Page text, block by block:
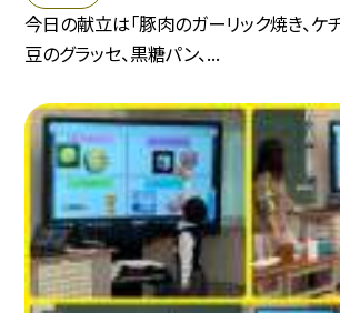
今日の献立は「豚肉のガーリック焼き、ケ
豆のグラッセ、黒糖パン、...